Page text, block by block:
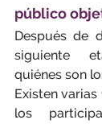
público
Después de
siguiente
quiénes son
Existen
los